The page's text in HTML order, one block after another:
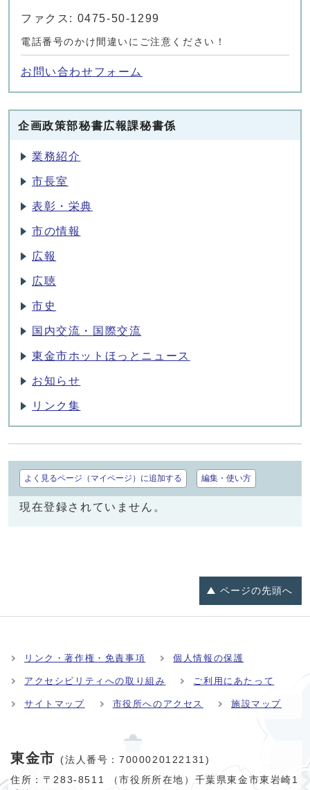
ファクス: 0475-50-1299
電話番号のかけ間違いにご注意ください！
お問い合わせフォーム
企画政策部秘書広報課秘書係
業務紹介
市長室
表彰・栄典
市の情報
広報
広聴
市史
国内交流・国際交流
東金市ホットほっとニュース
お知らせ
リンク集
よく見るページ（マイページ）に追加する 編集・使い方
現在登録されていません。
ページの先頭へ
リンク・著作権・免責事項 個人情報の保護
アクセシビリティへの取り組み ご利用にあたって
サイトマップ 市役所へのアクセス 施設マップ
東金市
(法人番号：7000020122131)
住所：〒283-8511 （市役所所在地）千葉県東金市東岩崎1